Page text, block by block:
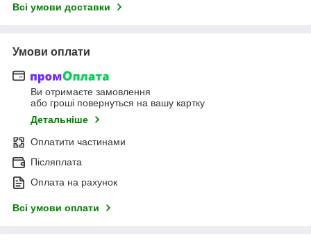
Всі умови доставки
Умови оплати
Ви отримаєте замовлення
або гроші повернуться на вашу картку
Детальніше
Оплатити частинами
Післяплата
Оплата на рахунок
Всі умови оплати